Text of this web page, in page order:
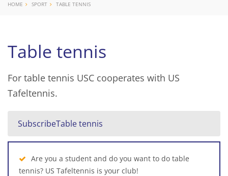
HOME SPORT TABLE TENNIS
Table tennis
For table tennis USC cooperates with US
Tafeltennis.
SubscribeTable tennis
Are you a student and do you want to do table
tennis? US Tafeltennis is your club!